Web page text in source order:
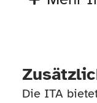
Die ITA